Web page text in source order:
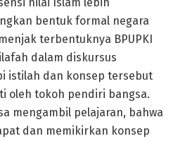
bentuk formal negara
terbentuknya BPUPKI
dalam diskursus
istilah dan konsep tersebut
oleh tokoh pendiri bangsa.
mengambil pelajaran, bahwa
dan memikirkan konsep